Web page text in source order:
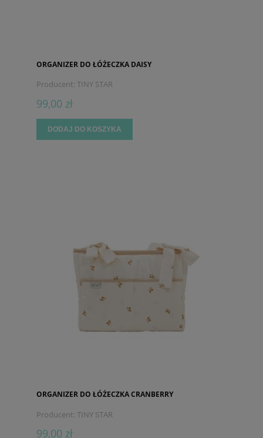
ORGANIZER DO ŁÓŻECZKA DAISY
Producent: TINY STAR
99,00 zł
DODAJ DO KOSZYKA
ORGANIZER DO ŁÓŻECZKA CRANBERRY
Producent: TINY STAR
99,00 zł